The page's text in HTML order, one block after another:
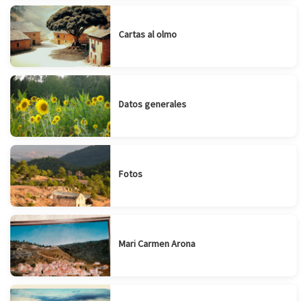
Cartas al olmo
Datos generales
Fotos
Mari Carmen Arona